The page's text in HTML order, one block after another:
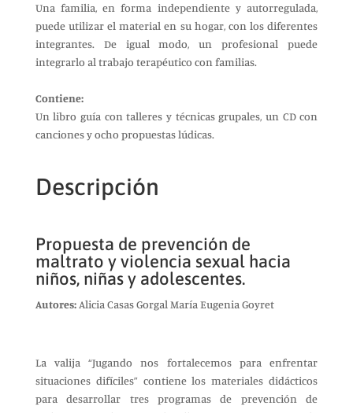
Una familia, en forma independiente y autorregulada,
puede utilizar el material en su hogar, con los diferentes
integrantes. De igual modo, un profesional puede
integrarlo al trabajo terapéutico con familias.
Contiene:
Un libro guía con talleres y técnicas grupales, un CD con
canciones y ocho propuestas lúdicas.
Descripción
Propuesta de prevención de
maltrato y violencia sexual hacia
niños, niñas y adolescentes.
Autores:Alicia Casas Gorgal María Eugenia Goyret
La valija “Jugando nos fortalecemos para enfrentar
situaciones difíciles” contiene los materiales didácticos
para desarrollar tres programas de prevención de